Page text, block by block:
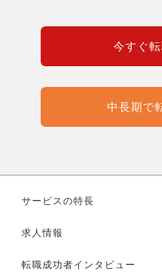
今すぐ
中長期で
サービスの特長
求人情報
転職成功者インタビュー